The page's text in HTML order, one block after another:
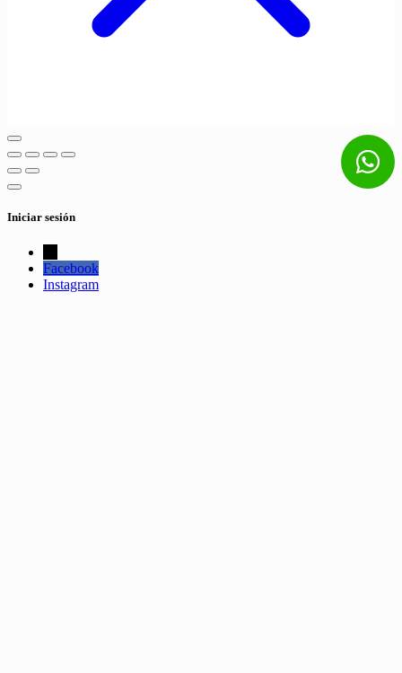
Iniciar sesión
Facebook
Instagram